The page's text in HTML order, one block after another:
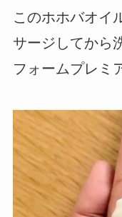
このホホバオイ
サージしてから
フォームプレミ